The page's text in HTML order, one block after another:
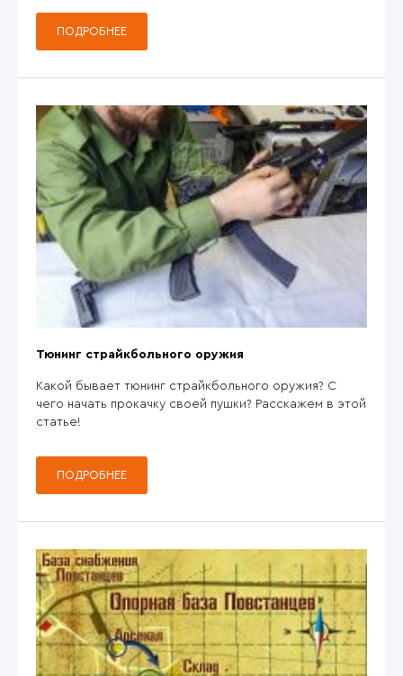
ПОДРОБНЕЕ
Тюнинг страйкбольного оружия
Какой бывает тюнинг страйкбольного оружия? С
чего начать прокачку своей пушки? Расскажем в этой
статье!
ПОДРОБНЕЕ